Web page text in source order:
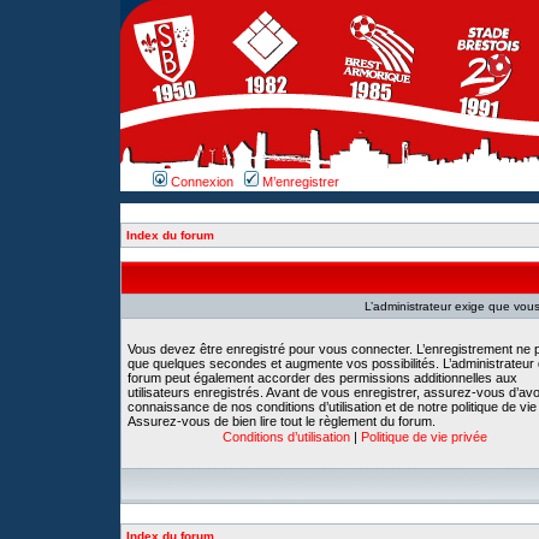
Connexion M’enregistrer
Index du forum
L’administrateur exige que
Vous devez être enregistré pour vous connecter. L’enregistrement ne
que quelques secondes et augmente vos possibilités. L’administrateur
forum peut également accorder des permissions additionnelles aux
utilisateurs enregistrés. Avant de vous enregistrer, assurez-vous
connaissance de nos conditions d’utilisation et de notre politique de
Assurez-vous de bien lire tout le règlement du forum.
Conditions d’utilisation | Politique de vie privée
Index du forum